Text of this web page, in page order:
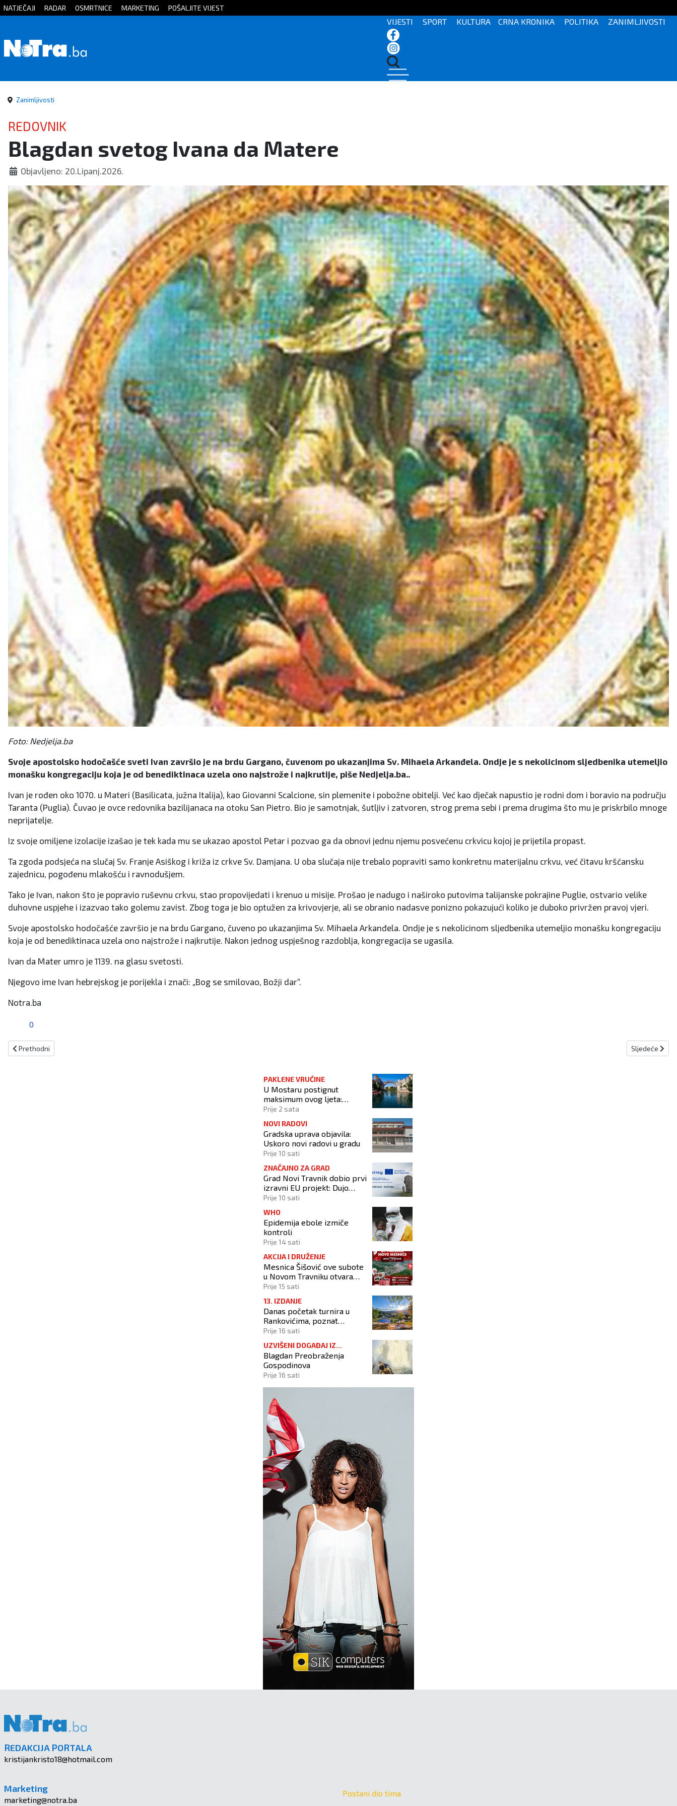
Početna
Sport
Kultura
Crna
kronika
Politika
Zanimljivosti
NATJEČAJI RADAR OSMRTNICE MARKETING POŠALJITE VIJEST
VIJESTI SPORT KULTURA CRNA KRONIKA POLITIKA ZANIMLJIVOSTI
Zanimljivosti
REDOVNIK
Blagdan svetog Ivana da Matere
Objavljeno: 20.Lipanj.2026.
Foto: Nedjelja.ba
Svoje apostolsko hodočašće sveti Ivan završio je na brdu Gargano, čuvenom po ukazanjima Sv. Mihaela Arkanđela. Ondje je s nekolicinom sljedbenika utemeljio
monašku kongregaciju koja je od benediktinaca uzela ono najstrože i najkrutije, piše Nedjelja.ba..
Ivan je rođen oko 1070. u Materi (Basilicata, južna Italija), kao Giovanni Scalcione, sin plemenite i pobožne obitelji. Već kao dječak napustio je rodni dom i boravio na području
Taranta (Puglia). Čuvao je ovce redovnika bazilijanaca na otoku San Pietro. Bio je samotnjak, šutljiv i zatvoren, strog prema sebi i prema drugima što mu je priskrbilo mnoge
neprijatelje.
Iz svoje omiljene izolacije izašao je tek kada mu se ukazao apostol Petar i pozvao ga da obnovi jednu njemu posvećenu crkvicu kojoj je prijetila propast.
Ta zgoda podsjeća na slučaj Sv. Franje Asiškog i križa iz crkve Sv. Damjana. U oba slučaja nije trebalo popraviti samo konkretnu materijalnu crkvu, već čitavu kršćansku
zajednicu, pogođenu mlakošću i ravnodušjem.
Tako je Ivan, nakon što je popravio ruševnu crkvu, stao propovijedati i krenuo u misije. Prošao je nadugo i naširoko putovima talijanske pokrajine Puglie, ostvario velike
duhovne uspjehe i izazvao tako golemu zavist. Zbog toga je bio optužen za krivovjerje, ali se obranio nadasve ponizno pokazujući koliko je duboko privržen pravoj vjeri.
Svoje apostolsko hodočašće završio je na brdu Gargano, čuveno po ukazanjima Sv. Mihaela Arkanđela. Ondje je s nekolicinom sljedbenika utemeljio monašku kongregaciju
koja je od benediktinaca uzela ono najstrože i najkrutije. Nakon jednog uspješnog razdoblja, kongregacija se ugasila.
Ivan da Mater umro je 1139. na glasu svetosti.
Njegovo ime Ivan hebrejskog je porijekla i znači: „Bog se smilovao, Božji dar“.
Notra.ba
0
Prethodni članak: Blagdan svetog Alojzija Gonzage
Prethodni Sljedeći
Sljedeće
PAKLENE VRUĆINE
U Mostaru postignut
maksimum ovog ljeta:
Izmjerena temperatura od
Prije 2 sata
NOVI RADOVI
Gradska uprava objavila:
Uskoro novi radovi u gradu
Prije 10 sati
ZNAČAJNO ZA GRAD
Grad Novi Travnik dobio prvi
izravni EU projekt: Dujo
potpisao ugovor
Prije 10 sati
WHO
Epidemija ebole izmiče
kontroli
Prije 14 sati
AKCIJA I DRUŽENJE
Mesnica Šišović ove subote
u Novom Travniku otvara
poslovnicu!
Prije 15 sati
13. IZDANJE
Danas početak turnira u
Rankovićima, poznat
raspored prvog dana
Prije 16 sati
UZVIŠENI DOGAĐAJ IZ
KRISTOVA ŽIVOTA
Blagdan Preobraženja
Gospodinova
Prije 16 sati
REDAKCIJA PORTALA
kristijankristo18@hotmail.com
Marketing
marketing@notra.ba
Postani dio tima